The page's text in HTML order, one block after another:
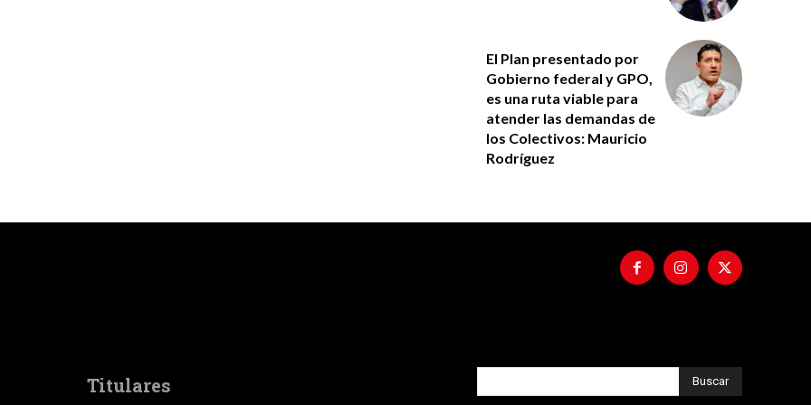
El Plan presentado por
Gobierno federal y GPO,
es una ruta viable para
atender las demandas de
los Colectivos: Mauricio
Rodríguez
Titulares Buscar